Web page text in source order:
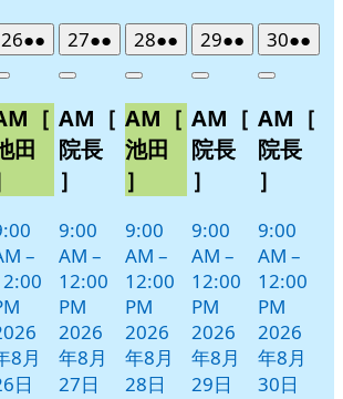
262026
年
月
26
日
●●
件
イ
ベ
ン
ト)
Close
［
田
–
8月
日
272026
年
月
27
日
●●
件
イ
ベ
ン
ト)
Close
AM［
院長
］
9:00
AM –
12:00
PM
2026
年8月
27日
282026
年
月
28
日
●●
件
イ
ベ
ン
ト)
Close
AM［
池田
］
9:00
AM –
12:00
PM
2026
年8月
28日
292026
年
月
29
日
●●
件
イ
ベ
ン
ト)
Close
AM［
院長
］
9:00
AM –
12:00
PM
2026
年8月
29日
302026
年
月
30
日
●●
件
イ
Close
AM［
院長
］
9:00
AM –
12:00
PM
2026
年8月
30日